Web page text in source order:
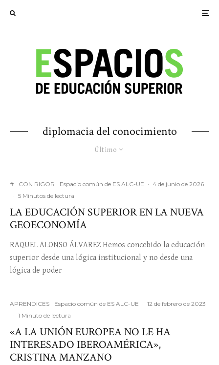
diplomacia del conocimiento
Último
# CON RIGOR Espacio común de ES ALC-UE · 4 de junio de 2026
· 5 Minutos de lectura
LA EDUCACIÓN SUPERIOR EN LA NUEVA
GEOECONOMÍA
RAQUEL ALONSO ÁLVAREZ Hemos concebido la educación
superior desde una lógica institucional y no desde una
lógica de poder
APRENDICES Espacio común de ES ALC-UE · 12 de febrero de 2023
· 1 Minuto de lectura
«A LA UNIÓN EUROPEA NO LE HA
INTERESADO IBEROAMÉRICA»,
CRISTINA MANZANO